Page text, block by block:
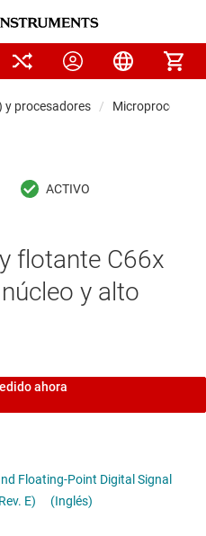
y procesadores
flotante C66x
y alto
ahora
Floating-Point Digital Signal
E)
(Inglés)